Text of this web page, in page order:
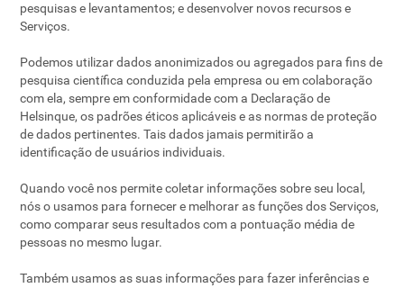
pesquisas e levantamentos; e desenvolver novos recursos e
Serviços.
Podemos utilizar dados anonimizados ou agregados para fins de
pesquisa científica conduzida pela empresa ou em colaboração
com ela, sempre em conformidade com a Declaração de
Helsinque, os padrões éticos aplicáveis e as normas de proteção
de dados pertinentes. Tais dados jamais permitirão a
identificação de usuários individuais.
Quando você nos permite coletar informações sobre seu local,
nós o usamos para fornecer e melhorar as funções dos Serviços,
como comparar seus resultados com a pontuação média de
pessoas no mesmo lugar.
Também usamos as suas informações para fazer inferências e